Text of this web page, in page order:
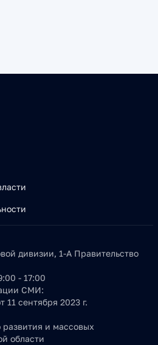
дивизии, 1-А Правительство
- 17:00
СМИ:
сентября 2023 г.
и массовых
области